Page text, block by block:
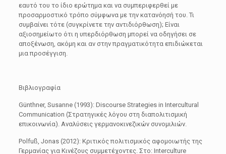
εαυτό του το ίδιο ερώτημα και να συμπεριφερθεί με
προσαρμοστικό τρόπο σύμφωνα με την κατανόησή του. Τι
συμβαίνει τότε (συγκρίνετε την αντιδιόρθωση); Είναι
αξιοσημείωτο ότι η υπερδιόρθωση μπορεί να οδηγήσει σε
αποξένωση, ακόμη και αν στην πραγματικότητα επιδιώκεται
μια προσέγγιση.
Βιβλιογραφία
Günthner, Susanne (1993): Discourse Strategies in Intercultural
Communication (Στρατηγικές λόγου στη διαπολιτισμική
επικοινωνία). Αναλύσεις γερμανοκινεζικών συνομιλιών.
Polfuß, Jonas (2012): Κριτικός πολιτισμικός αφομοιωτής της
Γερμανίας για Κινέζους συμμετέχοντες. Στο: Interculture